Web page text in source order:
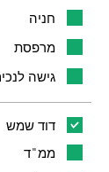
חניה
מרפסת
גישה
דוד שמש
ממ"ד